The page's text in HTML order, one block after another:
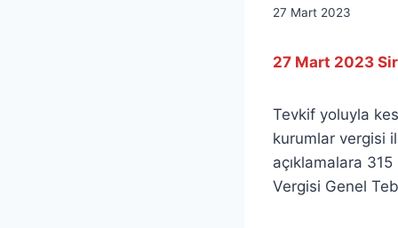
By
27 Mart 2023
27 Mart 2023
Tevkif yoluyla
kurumlar vergisi
açıklamalara
Vergisi Genel